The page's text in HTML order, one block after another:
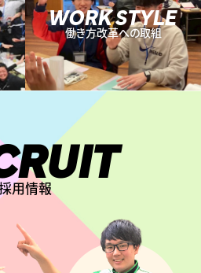
WORK STYLE
働き方改革への取組
用情報